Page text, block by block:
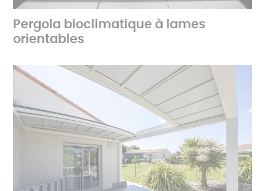
Pergola bioclimatique à lames
orientables